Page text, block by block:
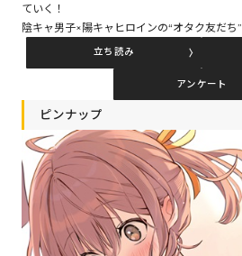
コミックエッセイ
閉じる
ていく！
陰キャ男子×陽キャヒロインの“オタク友だち
立ち読み
アンケート
ピンナップ